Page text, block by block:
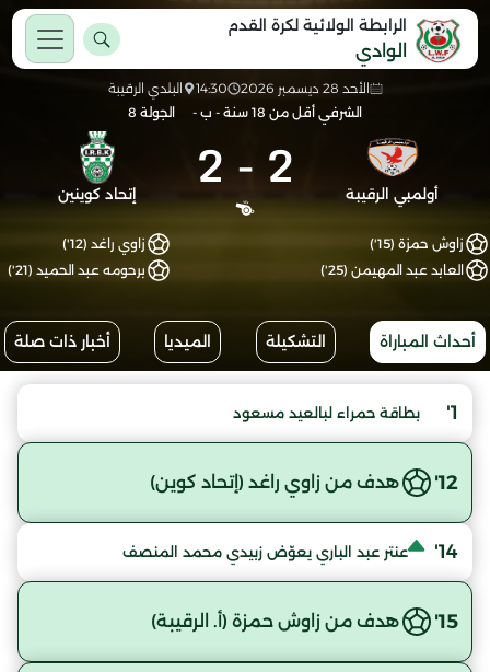
الرابطة الولائية لكرة القدم
الوادي
الأحد 28 ديسمبر 2026 14:30
البلدي الرقيبة
الشرفي أقل من 18 سنة - ب -
الجولة 8
أولمبي الرقيبة 2
-
2 إتحاد كوينين
زاوش حمزة (15')
العابد عبد المهيمن (25')
زاوي راغد (12')
برحومه عبد الحميد (21')
أحداث المباراة التشكيلة الميديا أخبار ذات صلة
1' بطاقة حمراء لبالعيد مسعود
12' هدف من زاوي راغد (إتحاد كوين)
14' عنتر عبد الباري يعوّض زبيدي محمد المنصف
15' هدف من زاوش حمزة (أ. الرقيبة)